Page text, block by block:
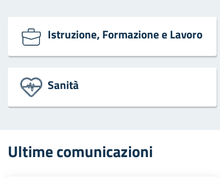
Istruzione, Formazione e Lavoro
Sanità
Ultime comunicazioni